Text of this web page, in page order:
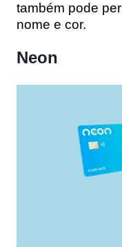
também pode
nome e cor.
Neon